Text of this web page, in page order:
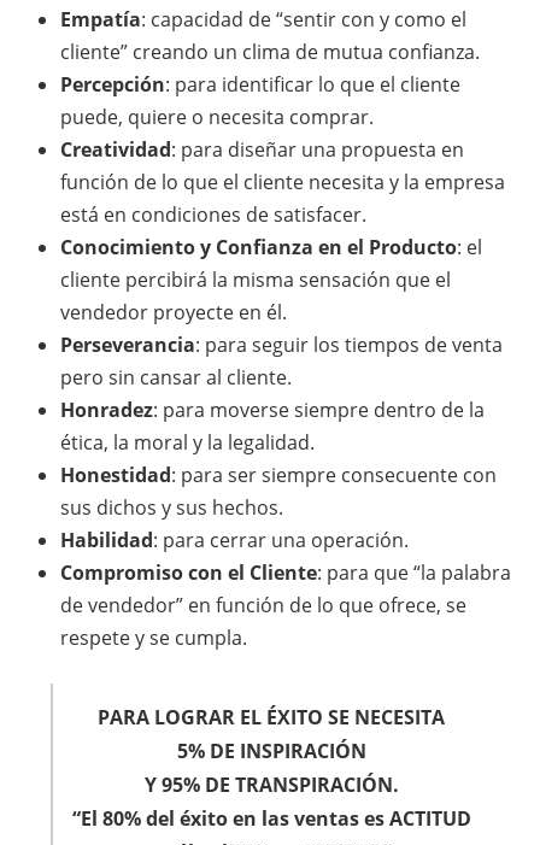
Empatía: capacidad de “sentir con y como el
cliente” creando un clima de mutua confianza.
Percepción: para identificar lo que el cliente
puede, quiere o necesita comprar.
Creatividad: para diseñar una propuesta en
función de lo que el cliente necesita y la empresa
está en condiciones de satisfacer.
Conocimiento y Confianza en el Producto: el
cliente percibirá la misma sensación que el
vendedor proyecte en él.
Perseverancia: para seguir los tiempos de venta
pero sin cansar al cliente.
Honradez: para moverse siempre dentro de la
ética, la moral y la legalidad.
Honestidad: para ser siempre consecuente con
sus dichos y sus hechos.
Habilidad: para cerrar una operación.
Compromiso con el Cliente: para que “la palabra
de vendedor” en función de lo que ofrece, se
respete y se cumpla.
PARA LOGRAR EL ÉXITO SE NECESITA
5% DE INSPIRACIÓN
Y 95% DE TRANSPIRACIÓN.
“El 80% del éxito en las ventas es ACTITUD